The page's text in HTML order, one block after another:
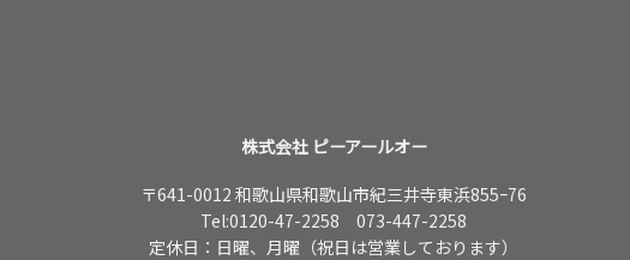
株式会社 ピーアールオー
〒641-0012 和歌山県和歌山市紀三井寺東浜855ｰ76
Tel:0120-47-2258
073-447-2258
定休日：日曜、月曜（祝日は営業しております）